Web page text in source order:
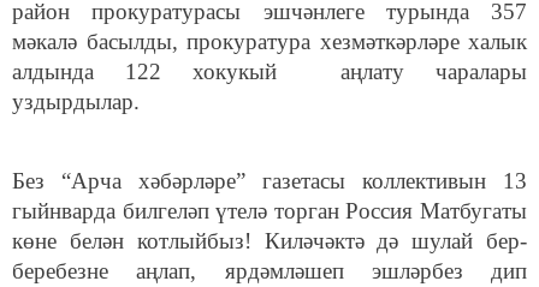
район прокуратурасы эшчәнлеге турында 357
мәкалә басылды, прокуратура хезмәткәрләре халык
алдында 122 хокукый аңлату чаралары
уздырдылар.
Без “Арча хәбәрләре” газетасы коллективын 13
гыйнварда билгеләп үтелә торган Россия Матбугаты
көне белән котлыйбыз! Киләчәктә дә шулай бер-
беребезне аңлап, ярдәмләшеп эшләрбез дип